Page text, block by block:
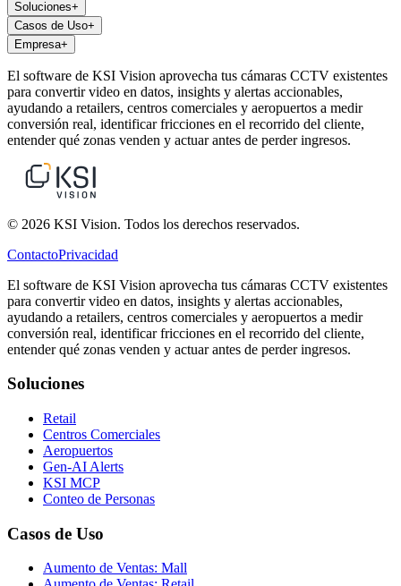
Soluciones+
Casos de Uso+
Empresa+
El software de KSI Vision aprovecha tus cámaras CCTV existentes
para convertir video en datos, insights y alertas accionables,
ayudando a retailers, centros comerciales y aeropuertos a medir
conversión real, identificar fricciones en el recorrido del cliente,
entender qué zonas venden y actuar antes de perder ingresos.
© 2026 KSI Vision. Todos los derechos reservados.
ContactoPrivacidad
El software de KSI Vision aprovecha tus cámaras CCTV existentes
para convertir video en datos, insights y alertas accionables,
ayudando a retailers, centros comerciales y aeropuertos a medir
conversión real, identificar fricciones en el recorrido del cliente,
entender qué zonas venden y actuar antes de perder ingresos.
Soluciones
Retail
Centros Comerciales
Aeropuertos
Gen-AI Alerts
KSI MCP
Conteo de Personas
Casos de Uso
Aumento de Ventas: Mall